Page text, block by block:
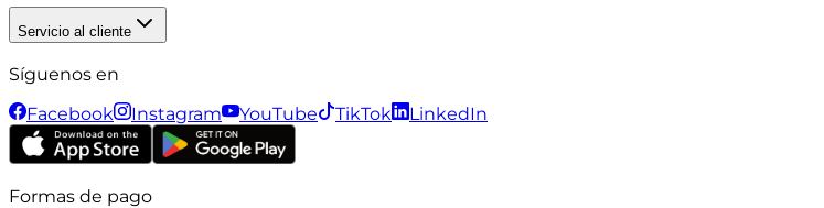
Servicio al cliente
Síguenos en
Facebook
Instagram YouTube TikTok LinkedIn
Formas de pago